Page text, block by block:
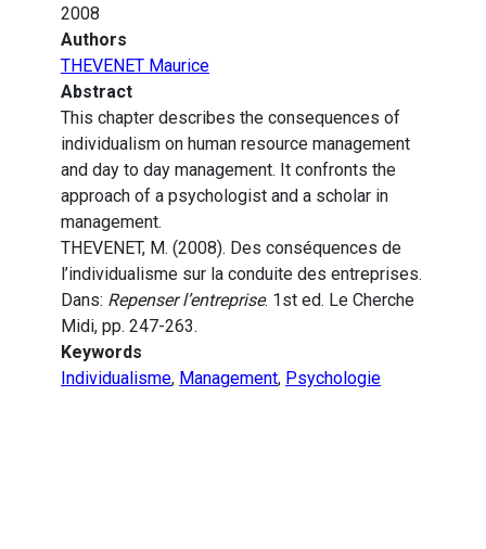
2008
Authors
THEVENET Maurice
Abstract
This chapter describes the consequences of
individualism on human resource management
and day to day management. It confronts the
approach of a psychologist and a scholar in
management.
THEVENET, M. (2008). Des conséquences de
l’individualisme sur la conduite des entreprises.
Dans: Repenser l’entreprise. 1st ed. Le Cherche
Midi, pp. 247-263.
Keywords
Individualisme, Management, Psychologie